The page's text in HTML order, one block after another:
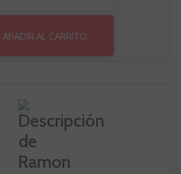
AÑADIR AL CARRITO